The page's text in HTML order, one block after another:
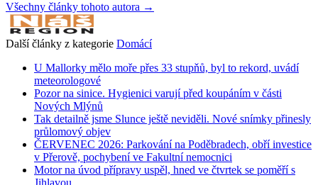
Všechny články tohoto autora →
Další články z kategorie Domácí
U Mallorky mělo moře přes 33 stupňů, byl to rekord, uvádí
meteorologové
Pozor na sinice. Hygienici varují před koupáním v části
Nových Mlýnů
Tak detailně jsme Slunce ještě neviděli. Nové snímky přinesly
průlomový objev
ČERVENEC 2026: Parkování na Poděbradech, obří investice
v Přerově, pochybení ve Fakultní nemocnici
Motor na úvod přípravy uspěl, hned ve čtvrtek se poměří s